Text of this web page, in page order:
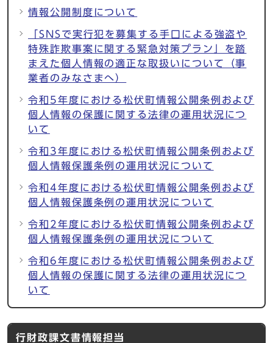
情報公開制度について
「SNSで実行犯を募集する手口による強盗や
特殊詐欺事案に関する緊急対策プラン」を踏
まえた個人情報の適正な取扱いについて（事
業者のみなさまへ）
令和5年度における松伏町情報公開条例および
個人情報の保護に関する法律の運用状況につ
いて
令和3年度における松伏町情報公開条例および
個人情報保護条例の運用状況について
令和4年度における松伏町情報公開条例および
個人情報保護条例の運用状況について
令和2年度における松伏町情報公開条例および
個人情報保護条例の運用状況について
令和6年度における松伏町情報公開条例および
個人情報の保護に関する法律の運用状況につ
いて
行財政課文書情報担当